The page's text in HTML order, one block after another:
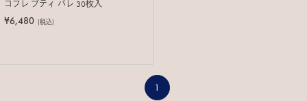
コフレ プティ パレ 30枚入
¥6,480 (税込)
1